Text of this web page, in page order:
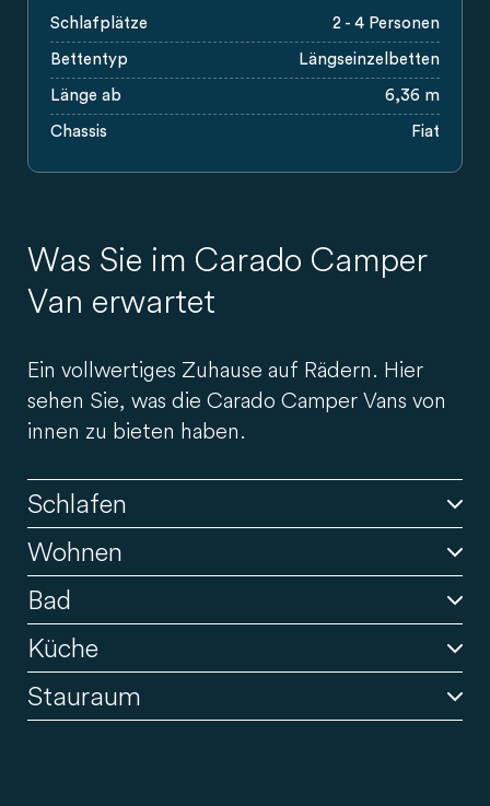
Schlafplätze 2 - 4 Personen
Bettentyp Längseinzelbetten
Länge ab 6,36 m
Chassis Fiat
Was Sie im Carado Camper
Van erwartet
Ein vollwertiges Zuhause auf Rädern. Hier
sehen Sie, was die Carado Camper Vans von
innen zu bieten haben.
Schlafen
Wohnen
Bad
Küche
Stauraum